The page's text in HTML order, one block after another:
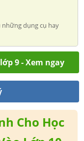
những dụng cụ hay
9 - Xem ngay
Cho Học